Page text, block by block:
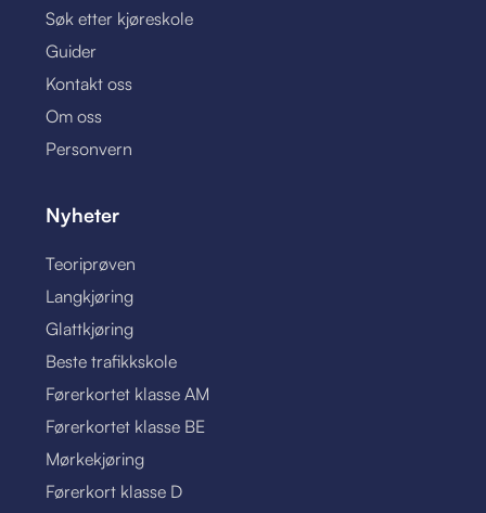
Søk etter kjøreskole
Guider
Kontakt oss
Om oss
Personvern
Nyheter
Teoriprøven
Langkjøring
Glattkjøring
Beste trafikkskole
Førerkortet klasse AM
Førerkortet klasse BE
Mørkekjøring
Førerkort klasse D